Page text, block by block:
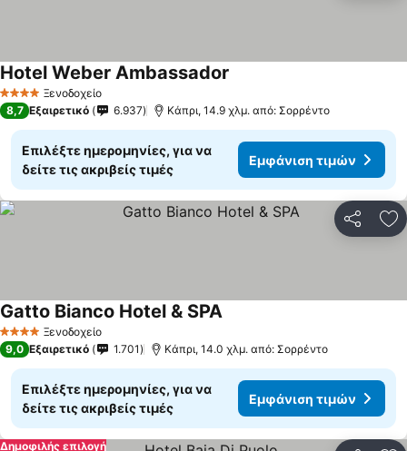
4 ΑστέριαΞενοδοχείο
Hotel Weber Ambassador
8,7 Εξαιρετικό 6.937 Κάπρι, 14.9 χλμ. από: Σορρέντο
Επιλέξτε ημερομηνίες, για να
δείτε τις ακριβείς τιμές
Εμφάνιση τιμών
4 ΑστέριαΞενοδοχείο
Gatto Bianco Hotel & SPAΕμφάνιση τιμών
9,0 Εξαιρετικό 1.701 Κάπρι, 14.0 χλμ. από: Σορρέντο
Επιλέξτε ημερομηνίες, για να
δείτε τις ακριβείς τιμές
Εμφάνιση τιμών
Δημοφιλής επιλογή